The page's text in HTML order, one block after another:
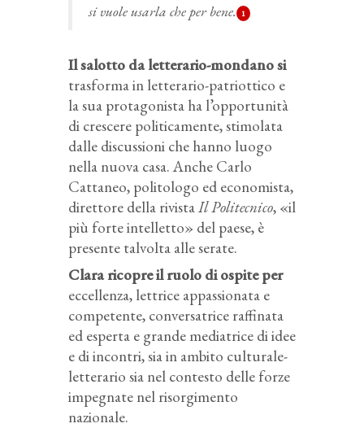
si vuole usarla che per bene.
1
Il salotto da letterario-mondano si
trasforma in letterario-patriottico e
la sua protagonista ha l’opportunità
di crescere politicamente, stimolata
dalle discussioni che hanno luogo
nella nuova casa. Anche Carlo
Cattaneo, politologo ed economista,
direttore della rivistaIl Politecnico, «il
più forte intelletto» del paese, è
presente talvolta alle serate.
Clara ricopre il ruolo di ospite per
eccellenza, lettrice appassionata e
competente, conversatrice raffinata
ed esperta e grande mediatrice di idee
e di incontri, sia in ambito culturale-
letterario sia nel contesto delle forze
impegnate nel risorgimento
nazionale.